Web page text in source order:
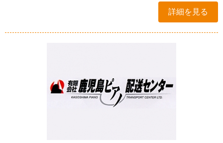
詳細を見る